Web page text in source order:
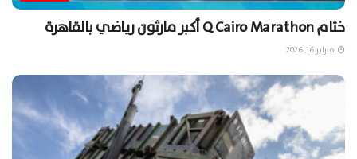
ختام Q Cairo Marathon أكبر مارثون رياضي بالقاهرة
فبراير 16, 2026